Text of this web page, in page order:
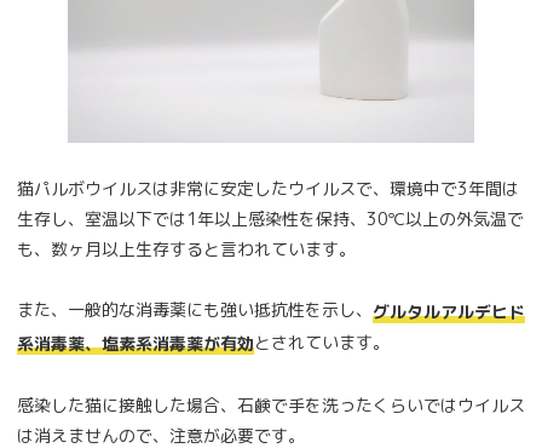
猫パルボウイルスは非常に安定したウイルスで、環境中で3年間は
生存し、室温以下では1年以上感染性を保持、30℃以上の外気温で
も、数ヶ月以上生存すると言われています。
また、一般的な消毒薬にも強い抵抗性を示し、 グルタルアルデヒド
系消毒薬、塩素系消毒薬が有効とされています。
感染した猫に接触した場合、石鹸で手を洗ったくらいではウイルス
は消えませんので、注意が必要です。